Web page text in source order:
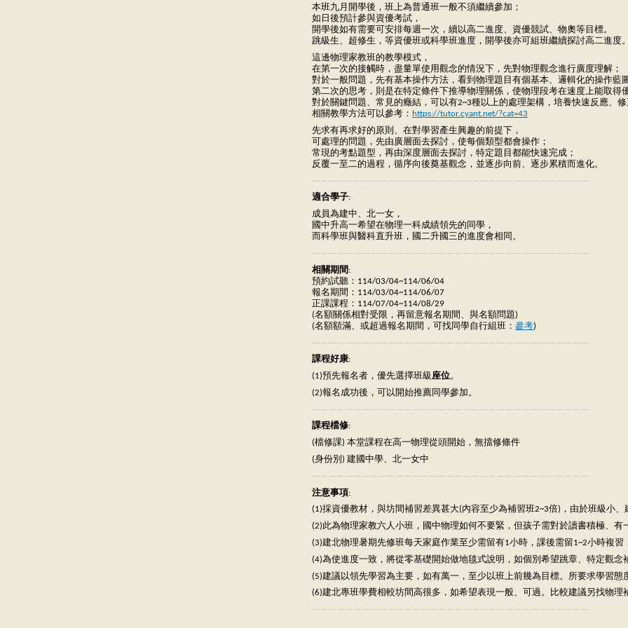
本班九月開學後，班上為普通班一般不須繼續參加；
如日後預計參與資優考試，
開學後如有需要可安排每週一次，續以高二進度、資優競試、物奧等目標。
跳級生、超修生，等資優班或科學班進度，開學後亦可組班繼續探討高二進度。
這邊物理家教班的教學模式，
在第一次的接觸時，盡量單使用觀念的情況下，先對物理觀念進行廣度理解；
對於一般問題，先有基本操作方法，看到物理題目有個基本、邏輯化的操作藍圖
第二次的思考，則是在特定條件下推導物理關係，使物理段考在速度上能取得
對於關鍵問題、常見的癥結，可以有2~3種以上的處理架構，培養快速反應、修
相關教學方法可以參考： https://tutor.cyant.net/?cat=43
先求有再求好的原則、在對學習產生興趣的前提下，
可處理的問題，先由廣層面去探討，使每個類型都會操作；
常現的考點題型，再由深度層面去探討，特定題目都能快速完成；
反覆一至二的過程，循序向後奠基觀念，並逐步向前、逐步累積而進化。
—————————————————————————————————
適合學子:
成員為建中、北一女，
國中升高一希望在物理一科成績領先的同學，
而科學班與醫科直升班，國二升國三的進度會相同。
—————————————————————————————————
相關期間 :
預約試聽：114/03/04~114/06/04
報名期間：114/03/04~114/06/07
正課課程：114/07/04~114/08/29
(名額關係相對受限，再留意報名期間、與名額問題)
(名額額滿、或超過報名期間，可找同學自行組班： 參考)
—————————————————————————————————
課程好康:
(1)預先報名者，優先選擇班級 座位。
(2)報名成功後，可以開始推薦同學參加。
—————————————————————————————————
課程檔修:
(檔修課) 本堂課程在高一物理從頭開始，無擋修條件
(身份別) 建國中學、北一女中
—————————————————————————————————
注意事項:
(1)採資優教材，與坊間補習差異甚大(內容至少為補習班2~3倍)，由於班級小
(2)此為物理家教六人小班，國中物理如何不要緊，但孩子需對於讀書積極、有
(3)建北物理暑期先修班每天家庭作業至少需留有1小時，課後需留1~2小時複
(4)為使進度一致，將從零基礎開始做地毯式說明，如個別希望跳章、特定觀念
(5)建議以領先學習為主要，如有萬一，至少以班上前幾為目標。所要求學習態
(6)建北專班學費相較坊間高很多，如希望表現一般、可過。比較建議另找物理
—————————————————————————————————